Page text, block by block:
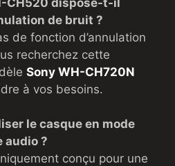
de bruit ?
de fonction d’annulation
recherchez cette
Sony WH-CH720N
à vos besoins.
le casque en mode
audio ?
conçu pour une